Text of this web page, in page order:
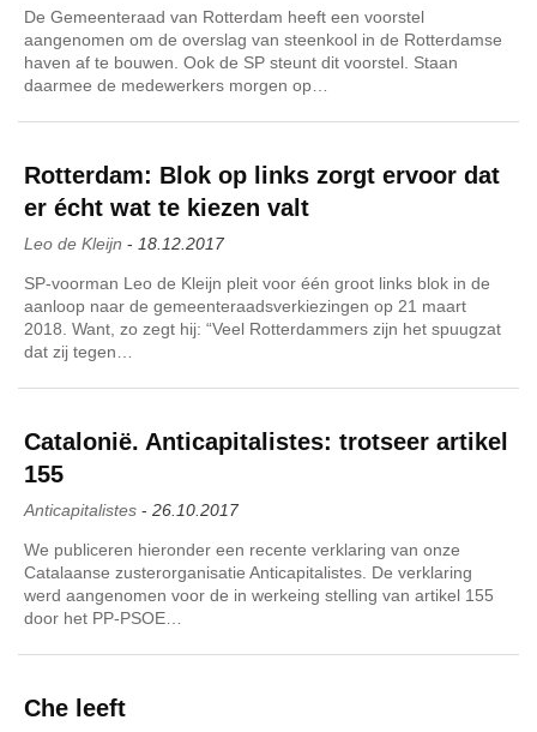
De Gemeenteraad van Rotterdam heeft een voorstel
aangenomen om de overslag van steenkool in de Rotterdamse
haven af te bouwen. Ook de SP steunt dit voorstel. Staan
daarmee de medewerkers morgen op…
Rotterdam: Blok op links zorgt ervoor dat
er écht wat te kiezen valt
Leo de Kleijn - 18.12.2017
SP-voorman Leo de Kleijn pleit voor één groot links blok in de
aanloop naar de gemeenteraadsverkiezingen op 21 maart
2018. Want, zo zegt hij: “Veel Rotterdammers zijn het spuugzat
dat zij tegen…
Catalonië. Anticapitalistes: trotseer artikel
155
Anticapitalistes - 26.10.2017
We publiceren hieronder een recente verklaring van onze
Catalaanse zusterorganisatie Anticapitalistes. De verklaring
werd aangenomen voor de in werkeing stelling van artikel 155
door het PP-PSOE…
Che leeft